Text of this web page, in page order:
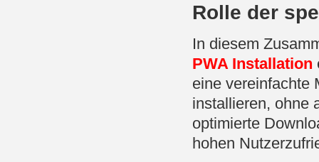
Rolle der
In diesem
PWA Installation
eine vereinfachte
installieren, ohne
optimierte
hohen